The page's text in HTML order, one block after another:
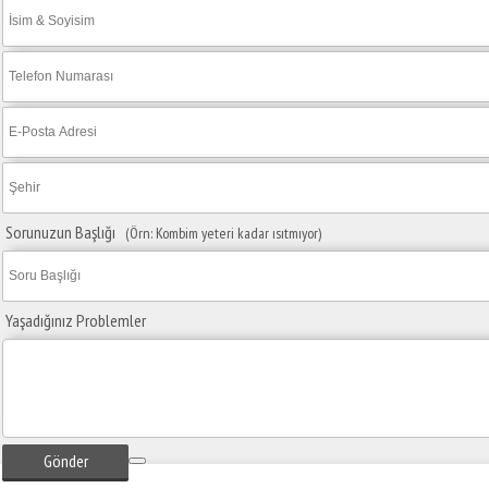
Sorunuzun Başlığı (Örn: Kombim yeteri kadar ısıtmıyor)
Yaşadığınız Problemler
Gönder